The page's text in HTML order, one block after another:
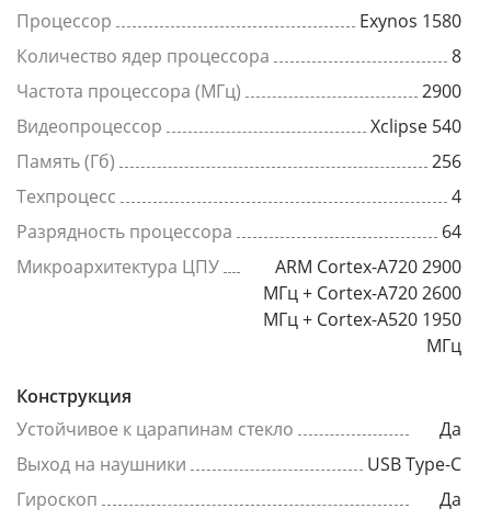
Процессор
Exynos 1580
Количество ядер процессора
8
Частота процессора (МГц)
2900
Видеопроцессор
Xclipse 540
Память (Гб)
256
Техпроцесс
4
Разрядность процессора
64
Микроархитектура ЦПУ
ARM Cortex-A720 2900
МГц + Cortex-A720 2600
МГц + Cortex-A520 1950
МГц
Конструкция
Устойчивое к царапинам стекло
Да
Выход на наушники
USB Type-C
Гироскоп
Да